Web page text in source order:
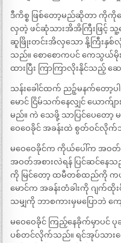
ဒီကိစ္စ ဖြစ်တော့မည်ဆိုတာ ကိုကိုမ
လှတဲ့ ဖင်ဆုံသားအိအိကြီးဖြင့် သူ့
ဆူဖြိုးတင်းအိလှသော နို့ကြီးနှ
သည်။ စောစောကပင် ကေသွယ်မို
ထားပြီး ကြာကြာလိုးနိုင်သည့်
သန်းခေါင်ထက် ညဉ့်မနက်တော့ပ
မောင် ငြိမ်သက်နေလျှင် ယောက်ျ
မည်။ ကဲ သေဖို့ သာပြင်ပေတော့
ဝေဝေခိုင် အခန်းထဲ စွတ်ဝင်လို
မဝေဝေခိုင်က ကိုယ်ပေါ်က အဝတ်
အဝတ်အစားလဲရန် ပြင်ဆင်နေ
ကို မြင်တော့ ထမီတစ်ထည်ကို က
မောင်က အခန်းတံခါးကို ဂျ
သမျှကို ဘာစကားမှမပြောဘဲ
မဝေဝေခိုင် ကြည့်နေခိုက်မှာပင် ပု
ပစ်တင်လိုက်သည်။ ရင်အုပ်သားတွေ